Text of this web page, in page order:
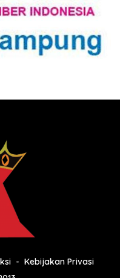
Kebijakan Privasi